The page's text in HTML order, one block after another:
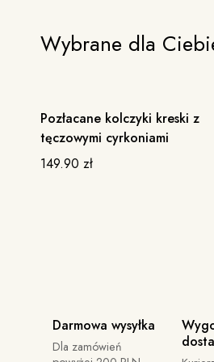
Wybrane dla
Pozłacane kolczyki kreski z
tęczowymi cyrkoniami
149.90 zł
Darmowa wysyłka
Dla zamówień